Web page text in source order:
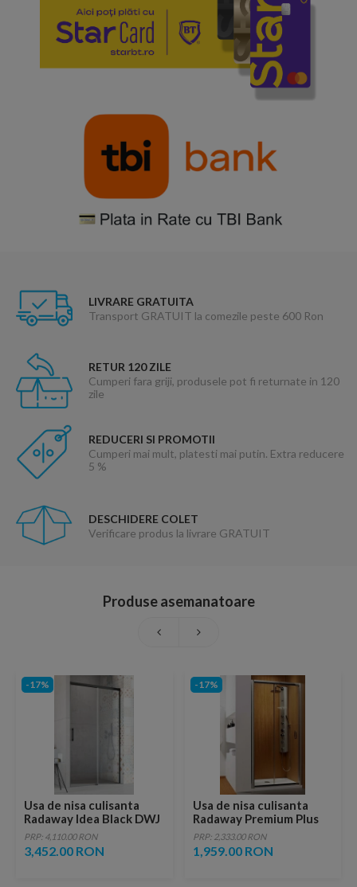
LIVRARE GRATUITA
Transport GRATUIT la comezile peste 600 Ron
RETUR 120 ZILE
Cumperi fara griji, produsele pot fi returnate in 120
zile
REDUCERI SI PROMOTII
Cumperi mai mult, platesti mai putin. Extra reducere
5 %
DESCHIDERE COLET
Verificare produs la livrare GRATUIT
Produse asemanatoare
-17%
Usa de nisa culisanta
Radaway Idea Black DWJ
dreapta 140 x H200.5 cm
profil negru mat
PRP: 4,110.00 RON
3,452.00 RON
-17%
Usa de nisa culisanta
Radaway Premium Plus
DWJ 150xH190 cm
PRP: 2,333.00 RON
1,959.00 RON